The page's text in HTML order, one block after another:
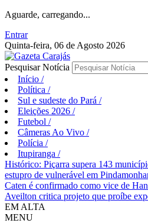
Aguarde, carregando...
Entrar
Quinta-feira, 06 de Agosto 2026
Pesquisar Notícia
Início /
Política /
Sul e sudeste do Pará /
Eleições 2026 /
Futebol /
Câmeras Ao Vivo /
Polícia /
Itupiranga /
Histórico: Piçarra supera 143
estupro de vulnerável em
Caten é confirmado como vice de
Aveilton critica projeto que proíbe
EM ALTA
MENU